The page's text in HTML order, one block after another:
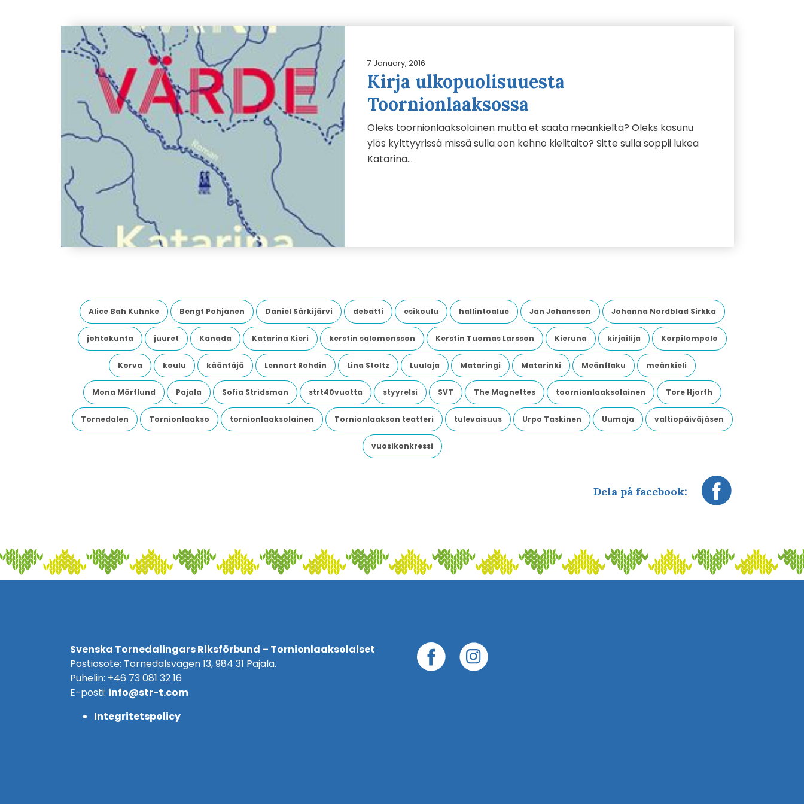
7 January, 2016
Kirja ulkopuolisuuesta
Toornionlaaksossa
Oleks toornionlaaksolainen mutta et saata meänkieltä? Oleks kasunu
ylös kylttyyrissä missä sulla oon kehno kielitaito? Sitte sulla soppii lukea
Katarina…
Alice Bah Kuhnke Bengt Pohjanen Daniel Särkijärvi debatti esikoulu hallintoalue Jan Johansson Johanna Nordblad Sirkka
johtokunta juuret Kanada Katarina Kieri kerstin salomonsson Kerstin Tuomas Larsson Kieruna kirjailija Korpilompolo
Korva koulu kääntäjä Lennart Rohdin Lina Stoltz Luulaja Mataringi Matarinki Meänflaku meänkieli
Mona Mörtlund Pajala Sofia Stridsman strt40vuotta styyrelsi SVT The Magnettes toornionlaaksolainen Tore Hjorth
Tornedalen Tornionlaakso tornionlaaksolainen Tornionlaakson teatteri tulevaisuus Urpo Taskinen Uumaja valtiopäiväjäsen
vuosikonkressi
Dela på facebook:
Svenska Tornedalingars Riksförbund – Tornionlaaksolaiset
Postiosote: Tornedalsvägen 13, 984 31 Pajala.
Puhelin: +46 73 081 32 16
E-posti: info@str-t.com
Integritetspolicy